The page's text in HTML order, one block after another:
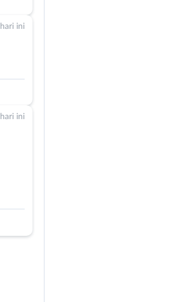
hari ini
hari ini